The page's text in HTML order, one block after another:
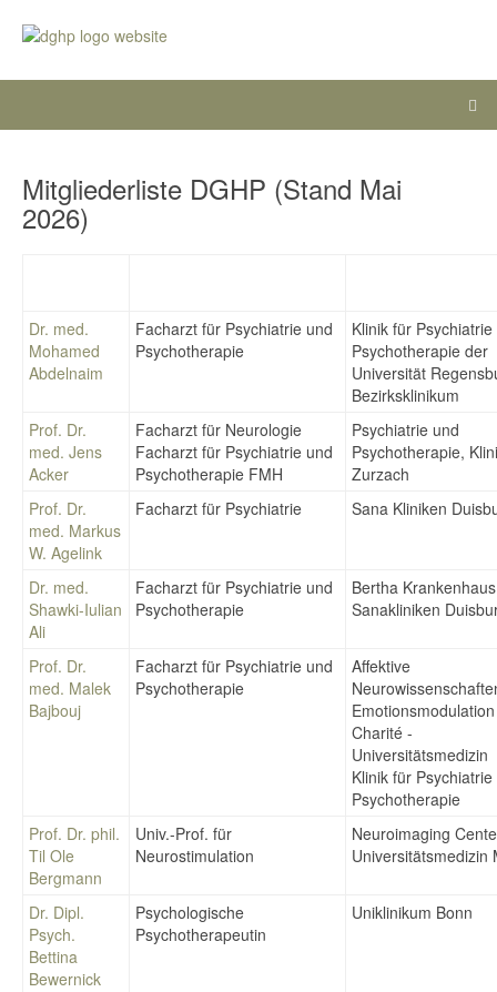
Mitgliederliste DGHP (Stand Mai
2026)
Dr. med.
Mohamed
Abdelnaim
Facharzt für Psychiatrie und
Psychotherapie
Klinik für
Psychotherapie der
Universität
Bezirksklinikum
Prof. Dr.
med. Jens
Acker
Facharzt für Neurologie
Facharzt für Psychiatrie und
Psychotherapie FMH
Psychiatrie und
Psychotherapie,
Zurzach
Prof. Dr.
med. Markus
W. Agelink
Facharzt für Psychiatrie Sana Kliniken
Dr. med.
Shawki-Iulian
Ali
Facharzt für Psychiatrie und
Psychotherapie
Bertha
Sanakliniken
Prof. Dr.
med. Malek
Bajbouj
Facharzt für Psychiatrie und
Psychotherapie
Affektive
Emotionsmodulation
Charité -
Universitätsmedizin
Klinik für
Psychotherapie
Prof. Dr. phil.
Til Ole
Bergmann
Univ.-Prof. für
Neurostimulation
Neuroimaging
Universitätsmedizin
Dr. Dipl.
Psych.
Bettina
Bewernick
Psychologische
Psychotherapeutin
Uniklinikum Bonn